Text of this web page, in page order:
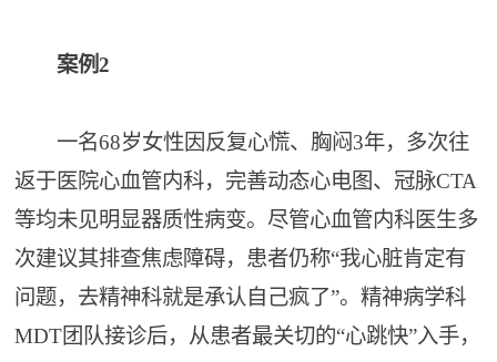
案例2
一名68岁女性因反复心慌、胸闷3年，多次往
返于医院心血管内科，完善动态心电图、冠脉CTA
等均未见明显器质性病变。尽管心血管内科医生多
次建议其排查焦虑障碍，患者仍称“我心脏肯定有
问题，去精神科就是承认自己疯了”。精神病学科
MDT团队接诊后，从患者最关切的“心跳快”入手，